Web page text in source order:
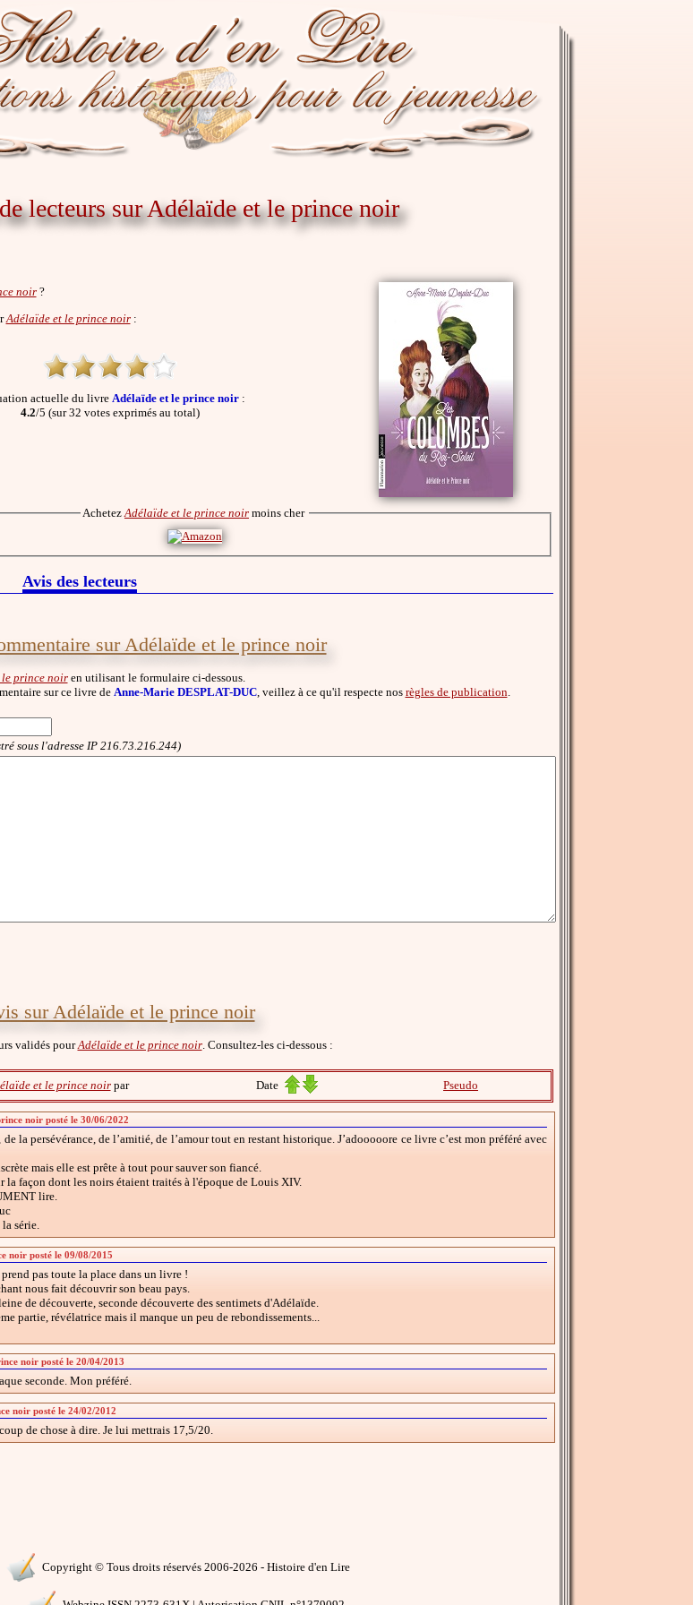
lecteurs sur Adélaïde et le prince noir
noir?
Adélaïde et le prince noir:
actuelle du livre Adélaïde et le prince noir :
4.2/5 (sur 32 votes exprimés au total)
AchetezAdélaïde et le prince noir moins cher
Avis des lecteurs
sur Adélaïde et le prince noir
prince noiren utilisant le formulaire ci-dessous.
sur ce livre de Anne-Marie DESPLAT-DUC, veillez à ce qu'il respecte nos règles de publication
sous l'adresse IP 216.73.216.244)
sur Adélaïde et le prince noir
validés pourAdélaïde et le prince noir. Consultez-les ci-dessous :
et le prince noirpar Date Pseudo
noir posté le 30/06/2022
la persévérance, de l’amitié, de l’amour tout en restant historique. J’adooooore ce livre c’est mon préféré avec
mais elle est prête à tout pour sauver son fiancé.
la façon dont les noirs étaient traités à l'époque de Louis XIV.
lire.
série.
noir posté le 09/08/2015
pas toute la place dans un livre !
nous fait découvrir son beau pays.
de découverte, seconde découverte des sentimets d'Adélaïde.
partie, révélatrice mais il manque un peu de rebondissements...
noir posté le 20/04/2013
seconde. Mon préféré.
noir posté le 24/02/2012
de chose à dire. Je lui mettrais 17,5/20.
Copyright © Tous droits réservés 2006-2026 - Histoire d'en Lire